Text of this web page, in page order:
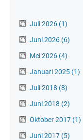
Juli 2026 (1)
Juni 2026 (6)
Mei 2026 (4)
Januari 2025 (1)
Juli 2018 (8)
Juni 2018 (2)
Oktober 2017 (1)
Juni 2017 (5)